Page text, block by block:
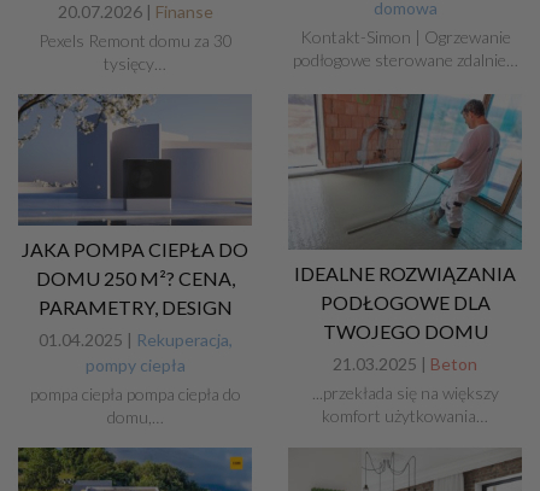
20.07.2026 | Finanse
Pexels Remont domu za 30
tysięcy…
domowa
Kontakt-Simon | Ogrzewanie
podłogowe sterowane zdalnie…
JAKA POMPA CIEPŁA DO
DOMU 250 M²? CENA,
PARAMETRY, DESIGN
01.04.2025 | Rekuperacja,
pompy ciepła
pompa ciepła pompa ciepła do
domu,…
IDEALNE ROZWIĄZANIA
PODŁOGOWE DLA
TWOJEGO DOMU
21.03.2025 | Beton
...przekłada się na większy
komfort użytkowania…